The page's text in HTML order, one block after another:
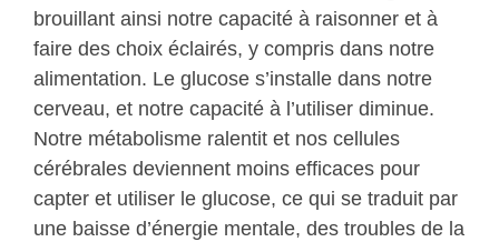
brouillant ainsi notre capacité à raisonner et à
faire des choix éclairés, y compris dans notre
alimentation. Le glucose s’installe dans notre
cerveau, et notre capacité à l’utiliser diminue.
Notre métabolisme ralentit et nos cellules
cérébrales deviennent moins efficaces pour
capter et utiliser le glucose, ce qui se traduit par
une baisse d’énergie mentale, des troubles de la